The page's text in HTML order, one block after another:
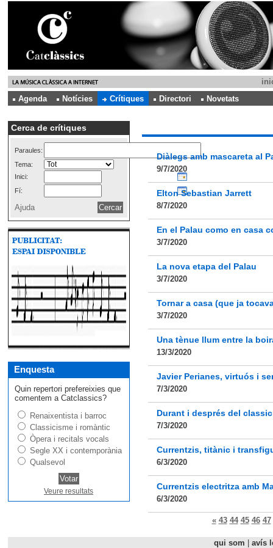
Agenda
Notícies Crítiques Directori Novetats
Cerca de crítiques
Paraules:
Tema:
Inici:
Fí:
Ajuda
Enquesta
Quin repertori prefereixies que
comentem a Catclassics?
Renaixentista i barroc
Classicisme i romàntic
Òpera i recitals vocals
Segle XX i contemporània
Qualsevol
Veure resultats
Diàlegs amb mascareta al
9/7/2020
Elton Sebastian Jarrett
8/7/2020
En el Palau como en casa
3/7/2020
La nova etapa del Palau
3/7/2020
Tornar a casa (que ja
3/7/2020
Una tènue llum entre la
13/3/2020
Javier Perianes, virtuós i
7/3/2020
Durant i després del
7/3/2020
Currentzis, titànic i
6/3/2020
Currentzis electritza amb
6/3/2020
« 43 44 45 46 47
qui som
avís